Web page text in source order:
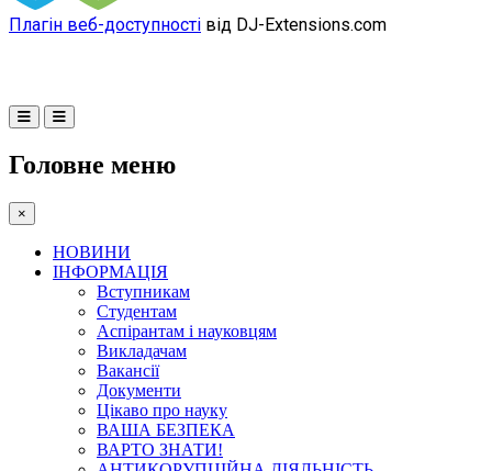
Плагін веб-доступності від DJ-Extensions.com
Головне меню
×
НОВИНИ
ІНФОРМАЦІЯ
Вступникам
Студентам
Аспірантам і науковцям
Викладачам
Вакансії
Документи
Цікаво про науку
ВАША БЕЗПЕКА
ВАРТО ЗНАТИ!